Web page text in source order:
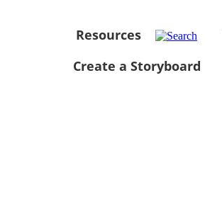
Resources
Create a Storyboard